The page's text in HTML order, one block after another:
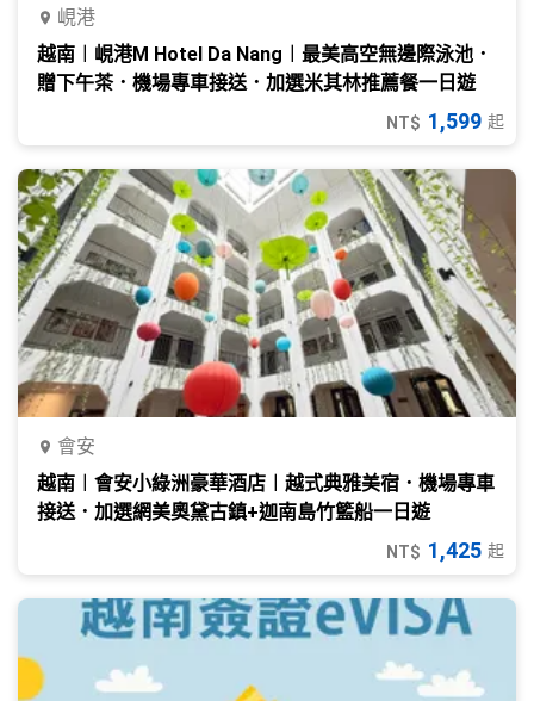
峴港
越南︱峴港M Hotel Da Nang︱最美高空無邊際泳池．
贈下午茶．機場專車接送．加選米其林推薦餐一日遊
NT$ 1,599 起
會安
越南︱會安小綠洲豪華酒店︱越式典雅美宿．機場專車
接送．加選網美奧黛古鎮+迦南島竹籃船一日遊
NT$ 1,425 起